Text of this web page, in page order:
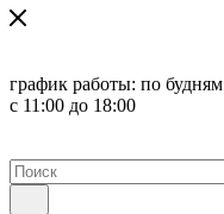
график работы: по будням
с 11:00 до 18:00